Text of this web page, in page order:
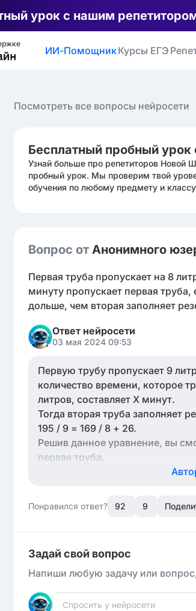
урок с нашим
ИИ-ПомощникКурсы ЕГЭ
Посмотреть все вопросы нейросети
Бесплатный пробный урок
Узнай больше про репетиторов Новой
пробный урок. Мы проверим твой
обучения по любому предмету и классу
Вопрос от Анонимного
Первая труба пропускает на 8
минуту пропускает первая
дольше, чем вторая заполняет
Ответ нейросети
03 мая 2024 09:53
Первую трубу пропускает 9
количество времени, которое
литров, составляет Х минут.
Тогда вторая труба заполняет
195 / 9 = 169 / 8 + 26.
Решив данное уравнение, вы
первая труба.
Понравился ответ? 92 9
Задай свой вопрос
Напиши любую задачу или